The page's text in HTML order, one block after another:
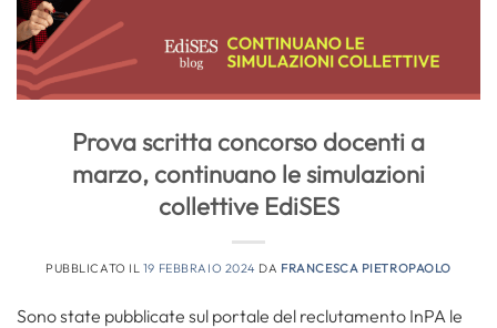
Prova scritta concorso docenti a
marzo, continuano le simulazioni
collettive EdiSES
PUBBLICATO IL 19 FEBBRAIO 2024 DA FRANCESCA PIETROPAOLO
Sono state pubblicate sul portale del reclutamento InPA le